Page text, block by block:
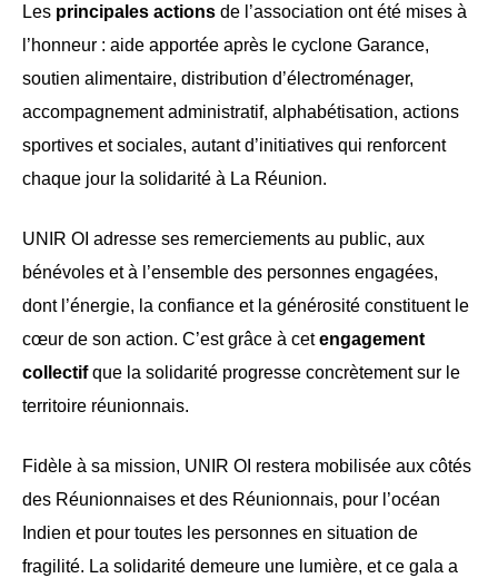
Les principales actions de l’association ont été mises à
l’honneur : aide apportée après le cyclone Garance,
soutien alimentaire, distribution d’électroménager,
accompagnement administratif, alphabétisation, actions
sportives et sociales, autant d’initiatives qui renforcent
chaque jour la solidarité à La Réunion.
UNIR OI adresse ses remerciements au public, aux
bénévoles et à l’ensemble des personnes engagées,
dont l’énergie, la confiance et la générosité constituent le
cœur de son action. C’est grâce à cetengagement
collectifque la solidarité progresse concrètement sur le
territoire réunionnais.
Fidèle à sa mission, UNIR OI restera mobilisée aux côtés
des Réunionnaises et des Réunionnais, pour l’océan
Indien et pour toutes les personnes en situation de
fragilité. La solidarité demeure une lumière, et ce gala a